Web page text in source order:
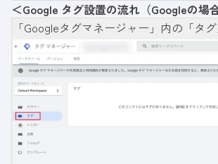
＜Google タグ設置の流れ（Googleの場
「Googleタグマネージャー」内の「タ